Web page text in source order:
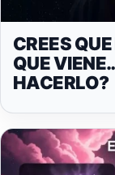
CREES
QUE
HACERLO?